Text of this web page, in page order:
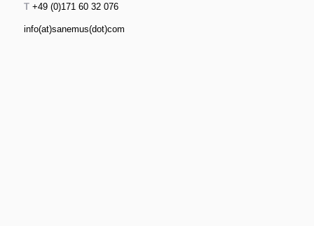
T+49 (0)171 60 32 076
info(at)sanemus(dot)com